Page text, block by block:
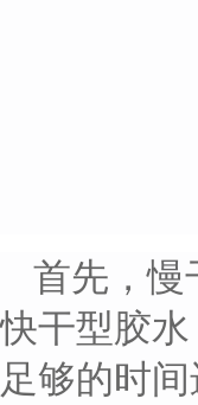
首先，慢
快干型胶
足够的时